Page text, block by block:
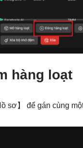
hàng loạt
sơ】 để gán cùng